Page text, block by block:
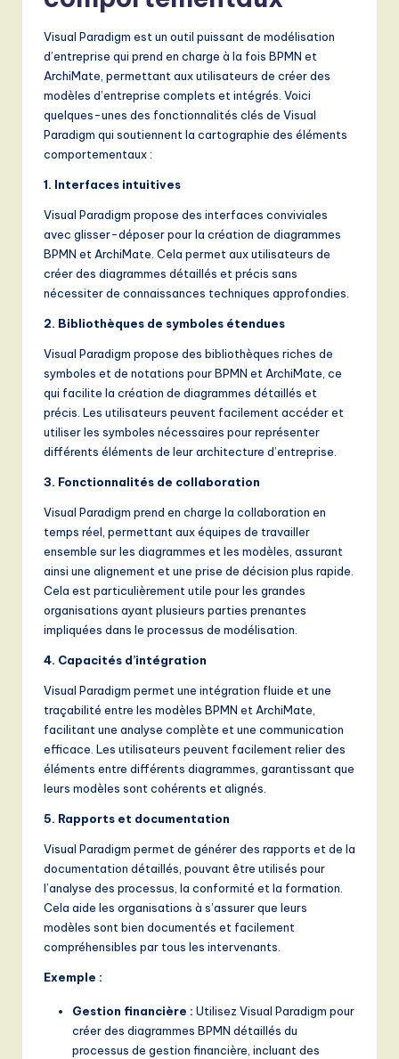
Visual Paradigm est un outil puissant de modélisation
d’entreprise qui prend en charge à la fois BPMN et
ArchiMate, permettant aux utilisateurs de créer des
modèles d’entreprise complets et intégrés. Voici
quelques-unes des fonctionnalités clés de Visual
Paradigm qui soutiennent la cartographie des éléments
comportementaux :
1. Interfaces intuitives
Visual Paradigm propose des interfaces conviviales
avec glisser-déposer pour la création de diagrammes
BPMN et ArchiMate. Cela permet aux utilisateurs de
créer des diagrammes détaillés et précis sans
nécessiter de connaissances techniques approfondies.
2. Bibliothèques de symboles étendues
Visual Paradigm propose des bibliothèques riches de
symboles et de notations pour BPMN et ArchiMate, ce
qui facilite la création de diagrammes détaillés et
précis. Les utilisateurs peuvent facilement accéder et
utiliser les symboles nécessaires pour représenter
différents éléments de leur architecture d’entreprise.
3. Fonctionnalités de collaboration
Visual Paradigm prend en charge la collaboration en
temps réel, permettant aux équipes de travailler
ensemble sur les diagrammes et les modèles, assurant
ainsi une alignement et une prise de décision plus rapide.
Cela est particulièrement utile pour les grandes
organisations ayant plusieurs parties prenantes
impliquées dans le processus de modélisation.
4. Capacités d’intégration
Visual Paradigm permet une intégration fluide et une
traçabilité entre les modèles BPMN et ArchiMate,
facilitant une analyse complète et une communication
efficace. Les utilisateurs peuvent facilement relier des
éléments entre différents diagrammes, garantissant que
leurs modèles sont cohérents et alignés.
5. Rapports et documentation
Visual Paradigm permet de générer des rapports et de la
documentation détaillés, pouvant être utilisés pour
l’analyse des processus, la conformité et la formation.
Cela aide les organisations à s’assurer que leurs
modèles sont bien documentés et facilement
compréhensibles par tous les intervenants.
Exemple :
Gestion financière : Utilisez Visual Paradigm pour
créer des diagrammes BPMN détaillés du
processus de gestion financière, incluant des